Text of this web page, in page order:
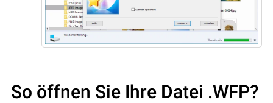
So öffnen Sie Ihre Datei .WFP?